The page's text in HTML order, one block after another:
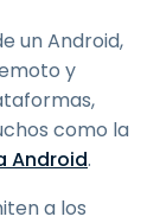
un Android,
y
como la
Android.
a los